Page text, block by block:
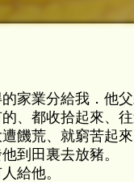
家業分給我．他父
、都收拾起來、
饑荒、就窮苦起來
到田裏去放豬。
給他。